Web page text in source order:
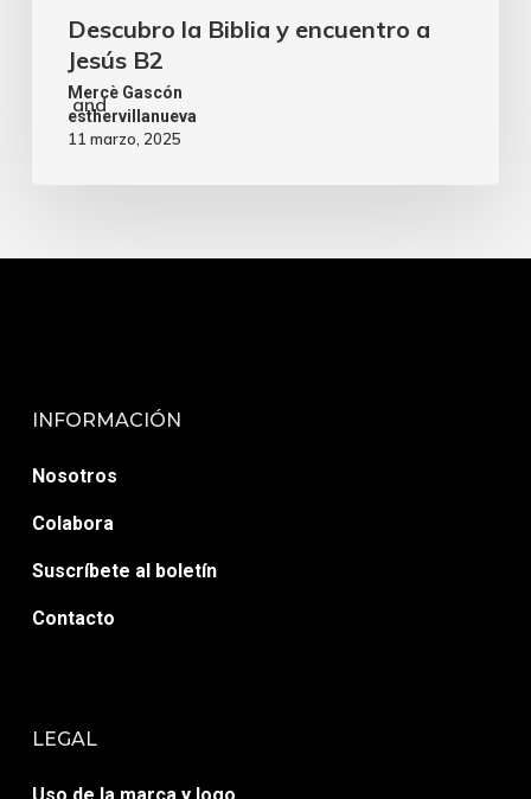
Descubro la Biblia y encuentro a
Jesús B2
Mercè Gascón
and
esthervillanueva
11 marzo, 2025
INFORMACIÓN
Nosotros
Colabora
Suscríbete al boletín
Contacto
LEGAL